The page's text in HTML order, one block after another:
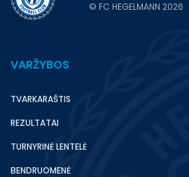
© FC HEGELMANN 2026
VARŽYBOS
TVARKARAŠTIS
REZULTATAI
TURNYRINĖ LENTELĖ
BENDRUOMENĖ